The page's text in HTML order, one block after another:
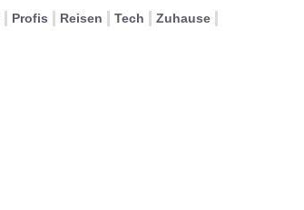
Profis Reisen Tech Zuhause